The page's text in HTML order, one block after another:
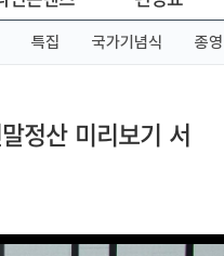
를 사용하고 있다면 아래 URL에
특집 국가기념식 종영
정산 미리보기 서